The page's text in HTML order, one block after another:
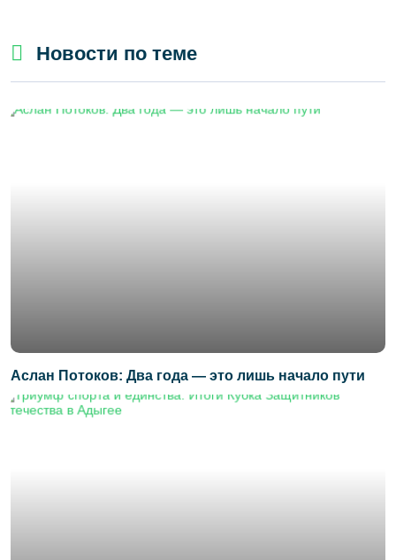
Новости по теме
Аслан Потоков: Два года — это лишь начало пути